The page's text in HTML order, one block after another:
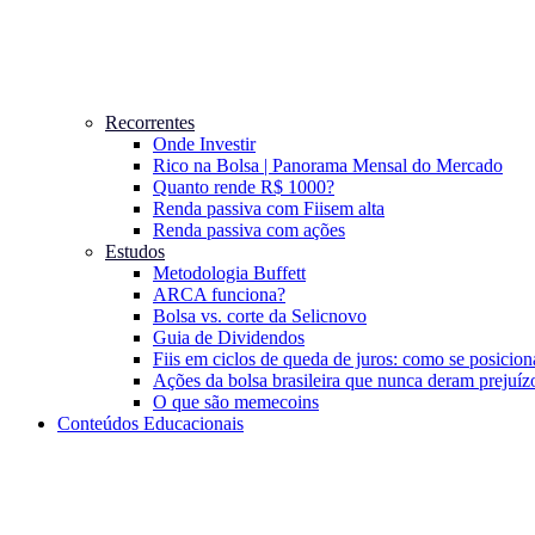
Recorrentes
Onde Investir
Rico na Bolsa | Panorama Mensal do Mercado
Quanto rende R$ 1000?
Renda passiva com Fiisem alta
Renda passiva com ações
Estudos
Metodologia Buffett
ARCA funciona?
Bolsa vs. corte da Selicnovo
Guia de Dividendos
Fiis em ciclos de queda de juros: como se
Ações da bolsa brasileira que nunca deram
O que são memecoins
Conteúdos Educacionais